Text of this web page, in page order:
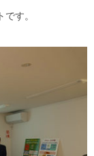
す。